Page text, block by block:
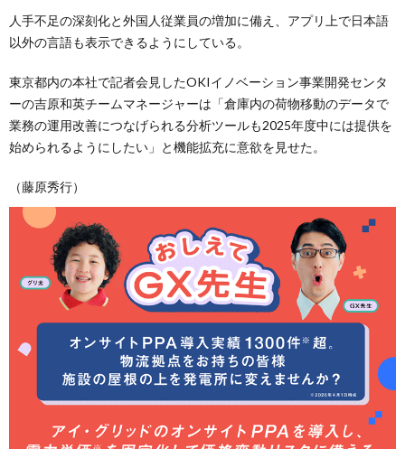
人手不足の深刻化と外国人従業員の増加に備え、アプリ上で日本語
以外の言語も表示できるようにしている。
東京都内の本社で記者会見したOKIイノベーション事業開発センタ
ーの吉原和英チームマネージャーは「倉庫内の荷物移動のデータで
業務の運用改善につなげられる分析ツールも2025年度中には提供を
始められるようにしたい」と機能拡充に意欲を見せた。
（藤原秀行）